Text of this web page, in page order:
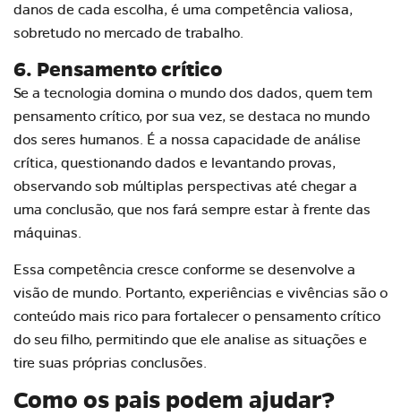
danos de cada escolha, é uma competência valiosa,
sobretudo no mercado de trabalho.
6. Pensamento crítico
Se a tecnologia domina o mundo dos dados, quem tem
pensamento crítico, por sua vez, se destaca no mundo
dos seres humanos. É a nossa capacidade de análise
crítica, questionando dados e levantando provas,
observando sob múltiplas perspectivas até chegar a
uma conclusão, que nos fará sempre estar à frente das
máquinas.
Essa competência cresce conforme se desenvolve a
visão de mundo. Portanto, experiências e vivências são o
conteúdo mais rico para fortalecer o pensamento crítico
do seu filho, permitindo que ele analise as situações e
tire suas próprias conclusões.
Como os pais podem ajudar?